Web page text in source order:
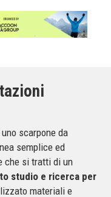
scarpone da
semplice ed
che si tratti di un
studio e ricerca per
materiali e